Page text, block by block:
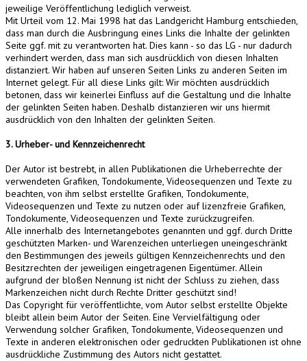
jeweilige Veröffentlichung lediglich verweist.
Mit Urteil vom 12. Mai 1998 hat das Landgericht Hamburg entschieden,
dass man durch die Ausbringung eines Links die Inhalte der gelinkten
Seite ggf. mit zu verantworten hat. Dies kann - so das LG - nur dadurch
verhindert werden, dass man sich ausdrücklich von diesen Inhalten
distanziert. Wir haben auf unseren Seiten Links zu anderen Seiten im
Internet gelegt. Für all diese Links gilt: Wir möchten ausdrücklich
betonen, dass wir keinerlei Einfluss auf die Gestaltung und die Inhalte
der gelinkten Seiten haben. Deshalb distanzieren wir uns hiermit
ausdrücklich von den Inhalten der gelinkten Seiten.
3. Urheber- und Kennzeichenrecht
Der Autor ist bestrebt, in allen Publikationen die Urheberrechte der
verwendeten Grafiken, Tondokumente, Videosequenzen und Texte zu
beachten, von ihm selbst erstellte Grafiken, Tondokumente,
Videosequenzen und Texte zu nutzen oder auf lizenzfreie Grafiken,
Tondokumente, Videosequenzen und Texte zurückzugreifen.
Alle innerhalb des Internetangebotes genannten und ggf. durch Dritte
geschützten Marken- und Warenzeichen unterliegen uneingeschränkt
den Bestimmungen des jeweils gültigen Kennzeichenrechts und den
Besitzrechten der jeweiligen eingetragenen Eigentümer. Allein
aufgrund der bloßen Nennung ist nicht der Schluss zu ziehen, dass
Markenzeichen nicht durch Rechte Dritter geschützt sind!
Das Copyright für veröffentlichte, vom Autor selbst erstellte Objekte
bleibt allein beim Autor der Seiten. Eine Vervielfältigung oder
Verwendung solcher Grafiken, Tondokumente, Videosequenzen und
Texte in anderen elektronischen oder gedruckten Publikationen ist ohne
ausdrückliche Zustimmung des Autors nicht gestattet.